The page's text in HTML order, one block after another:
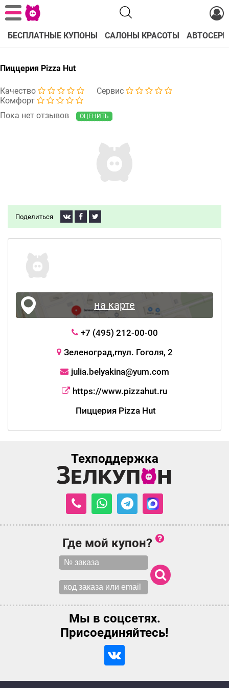
БЕСПЛАТНЫЕ КУПОНЫ САЛОНЫ КРАСОТЫ
Пиццерия Pizza Hut
Качество
Сервис
Комфорт
Пока нет отзывов
ОЦЕНИТЬ
Поделиться
на карте
+7 (495) 212-00-00
Зеленоград,rnул. Гоголя, 2
julia.belyakina@yum.com
https://www.pizzahut.ru
Пиццерия Pizza Hut
Техподдержка
Где мой купон?
Мы в соцсетях.
Присоединяйтесь!